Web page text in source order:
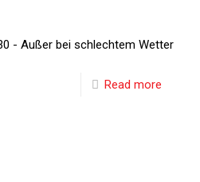
- Außer bei schlechtem Wetter
Read more